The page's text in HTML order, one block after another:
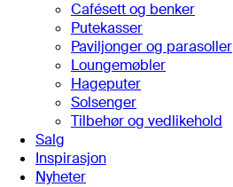
Cafésett og benker
Putekasser
Paviljonger og parasoller
Loungemøbler
Hageputer
Solsenger
Tilbehør og vedlikehold
Salg
Inspirasjon
Nyheter